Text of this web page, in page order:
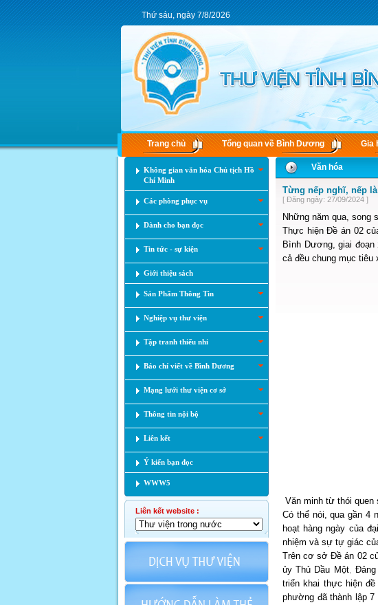
Thứ sáu, ngày 7/8/2026
Trang chủ Tổng quan về Bình Dương Gia
Không gian văn hóa Chủ tịch Hồ
Chí Minh
Các phòng phục vụ
Dành cho bạn đọc
Tin tức - sự kiện
Giới thiệu sách
Sản Phẩm Thông Tin
Nghiệp vụ thư viện
Tập tranh thiếu nhi
Báo chí viết về Bình Dương
Mạng lưới thư viện cơ sở
Thông tin nội bộ
Liên kết
Ý kiến bạn đọc
WWW5
Liên kết website :
Văn hóa
Từng nếp nghĩ, nếp
[ Đăng ngày: 27/09/2024 ]
Những năm qua, song
Thực hiện Đề án 02
Bình Dương, giai đoạn
cả đều chung mục
Văn minh từ thói quen
Có thể nói, qua gần 4
hoạt hàng ngày của
nhiệm và sự tự giác
Trên cơ sở Đề án 02
ủy Thủ Dầu Một,
triển khai thực hiện
phường đã thành lập